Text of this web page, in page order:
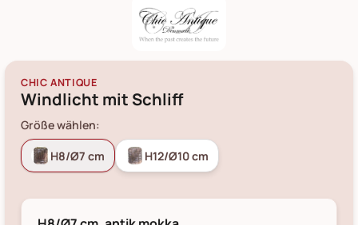
CHIC ANTIQUE
Windlicht mit Schliff
Größe wählen:
H8/Ø7 cm H12/Ø10 cm